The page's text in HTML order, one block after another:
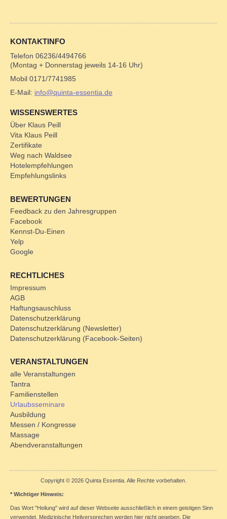
KONTAKTINFO
Telefon 06236/4494766
(Montag + Donnerstag jeweils 14-16 Uhr)
Mobil 0171/7741985
E-Mail: info@quinta-essentia.de
WISSENSWERTES
Über Klaus Peill
Vita Klaus Peill
Zertifikate
Weg nach Waldsee
Hotelempfehlungen
Empfehlungslinks
BEWERTUNGEN
Feedback zu den Jahresgruppen
Facebook
Kennst-Du-Einen
Yelp
Google
RECHTLICHES
Impressum
AGB
Haftungsauschluss
Datenschutzerklärung
Datenschutzerklärung (Newsletter)
Datenschutzerklärung (Facebook-Seiten)
VERANSTALTUNGEN
alle Veranstaltungen
Tantra
Familienstellen
Urlaubsseminare
Ausbildung
Messen / Kongresse
Massage
Abendveranstaltungen
Copyright © 2026 Quinta Essentia. Alle Rechte vorbehalten.
* Wichtiger Hinweis:
Das Wort "Heilung" wird auf dieser Webseite ausschließlich in einem geistigen Sinn
verwendet. Medizinische Heilversprechen werden hier nicht gegeben. Die